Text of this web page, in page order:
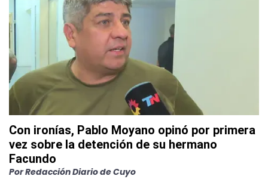
Con ironías, Pablo Moyano opinó por primera
vez sobre la detención de su hermano
Facundo
PorRedacción Diario de Cuyo